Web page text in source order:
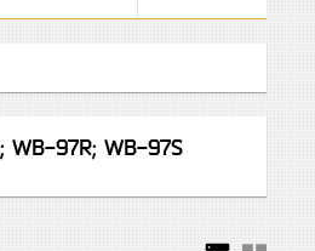
WB-97R; WB-97S